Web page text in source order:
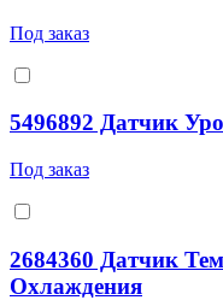
Под заказ
5496892 Датчик
Под заказ
2684360 Датчик
Охлаждения